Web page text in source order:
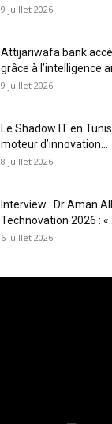
9 juillet 2026
Attijariwafa bank
grâce à l’intelligence
9 juillet 2026
Le Shadow IT en
moteur d’innovation...
8 juillet 2026
Interview : Dr Aman
Technovation 2026 :
6 juillet 2026